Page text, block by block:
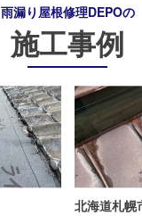
雨漏り屋根修理DEPOの
施工事例
北海道札幌